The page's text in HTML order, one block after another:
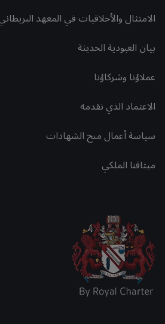
الامتثال والأخلاقيات في المعهد
بيان العبودية الحديثة
عملاؤنا وشركاؤنا
الاعتماد الذي نقدمه
سياسة أعمال منح الشهادات
ميثاقنا الملكي